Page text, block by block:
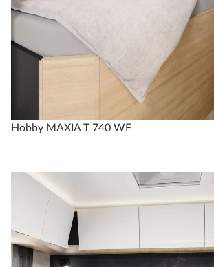
Hobby MAXIA T 740 WF